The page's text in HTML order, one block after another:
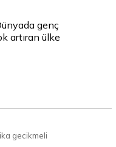
genç
artıran ülke
gecikmeli